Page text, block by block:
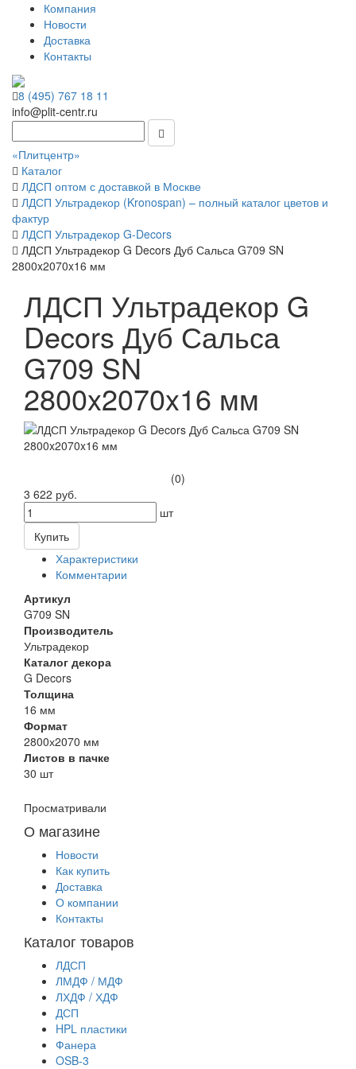
Компания
Новости
Доставка
Контакты
8 (495) 767 18 11
info@plit-centr.ru
«Плитцентр»
Каталог
ЛДСП оптом с доставкой в Москве
ЛДСП Ультрадекор (Kronospan) – полный каталог цветов и
фактур
ЛДСП Ультрадекор G-Decors
ЛДСП Ультрадекор G Decors Дуб Сальса G709 SN
2800x2070x16 мм
ЛДСП Ультрадекор G
Decors Дуб Сальса
G709 SN
2800x2070x16 мм
(0)
3 622 руб.
шт
Купить
Характеристики
Комментарии
Артикул
G709 SN
Производитель
Ультрадекор
Каталог декора
G Decors
Толщина
16 мм
Формат
2800х2070 мм
Листов в пачке
30 шт
Просматривали
О магазине
Новости
Как купить
Доставка
О компании
Контакты
Каталог товаров
ЛДСП
ЛМДФ / МДФ
ЛХДФ / ХДФ
ДСП
HPL пластики
Фанера
OSB-3